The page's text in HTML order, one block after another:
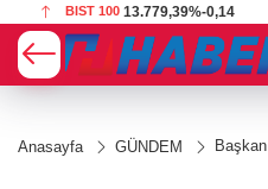
BIST 100 13.779,39%-0,14
Anasayfa GÜNDEM
Başkan